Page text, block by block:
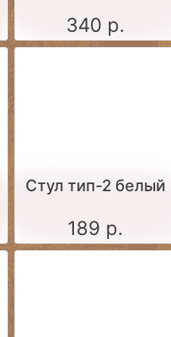
340 р.
Стул тип-2 белый
189 р.